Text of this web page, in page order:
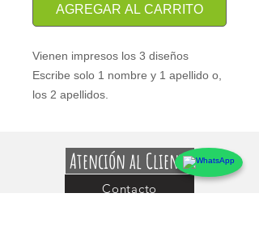
AGREGAR AL CARRITO
Vienen impresos los 3 diseños
Escribe solo 1 nombre y 1 apellido o,
los 2 apellidos.
Atención al Cliente
Contacto